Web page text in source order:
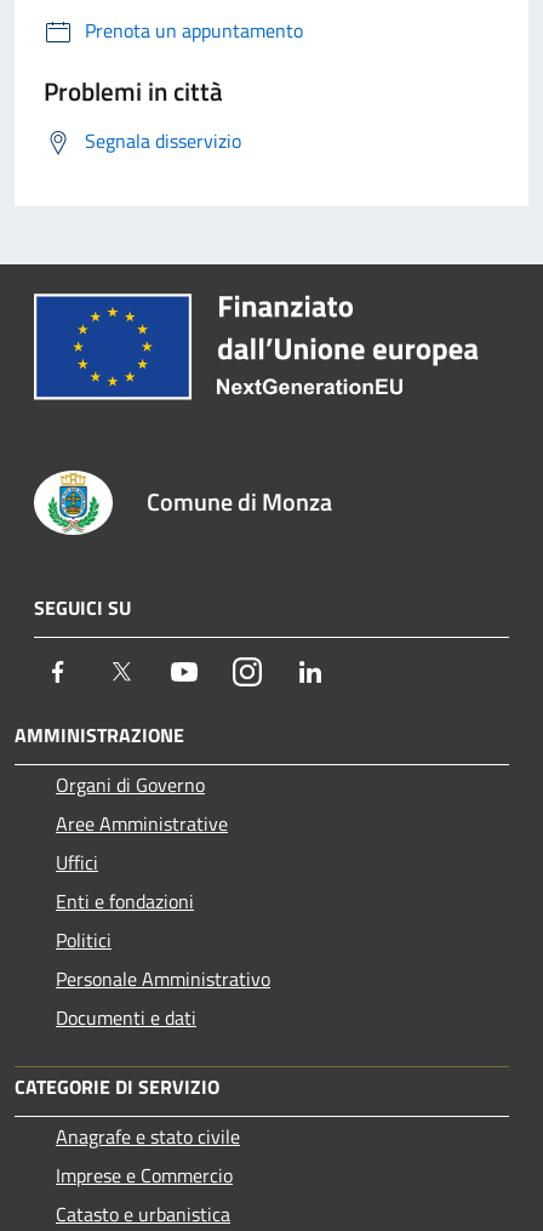
Prenota un appuntamento
Problemi in città
Segnala disservizio
Comune di Monza
SEGUICI SU
Facebook Twitter YoutubeInstagram
AMMINISTRAZIONE
Organi di Governo
Aree Amministrative
Uffici
Enti e fondazioni
Politici
Personale Amministrativo
Documenti e dati
CATEGORIE DI SERVIZIO
Anagrafe e stato civile
Imprese e Commercio
Catasto e urbanistica